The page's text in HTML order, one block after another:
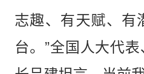
志趣、有天赋、有
台。”全国人大代